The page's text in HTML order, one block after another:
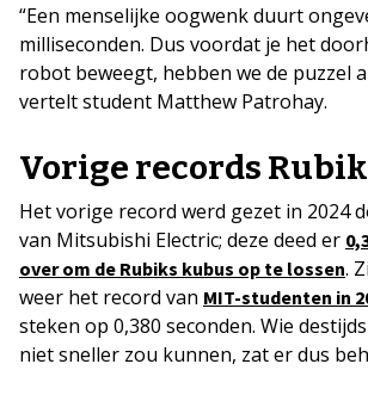
“Een menselijke oogwenk duurt
milliseconden. Dus voordat je het
robot beweegt, hebben we de puzzel
vertelt student Matthew Patrohay.
Vorige records
Het vorige record werd gezet in 2024
van Mitsubishi Electric; deze deed er
over om de Rubiks kubus op te lossen.
weer het record van MIT-studenten in
steken op 0,380 seconden. Wie
niet sneller zou kunnen, zat er dus